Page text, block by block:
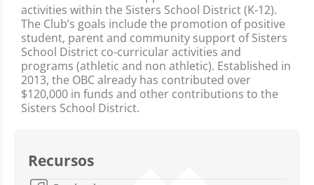
activities within the Sisters School District (K-12).
The Club’s goals include the promotion of positive
student, parent and community support of Sisters
School District co-curricular activities and
programs (athletic and non athletic). Established in
2013, the OBC already has contributed over
$120,000 in funds and other contributions to the
Sisters School District.
Recursos